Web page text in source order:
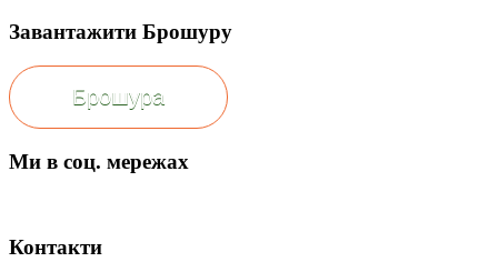
Завантажити Брошуру
Брошура
Ми в соц. мережах
Контакти